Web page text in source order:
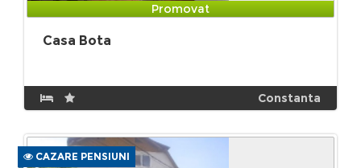
Promovat
Casa Bota
Constanta
CAZARE PENSIUNI